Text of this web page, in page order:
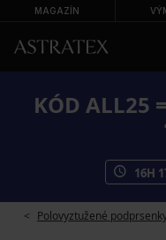
MAGAZÍN
KÓD ALL25
16H
Polovyztužené